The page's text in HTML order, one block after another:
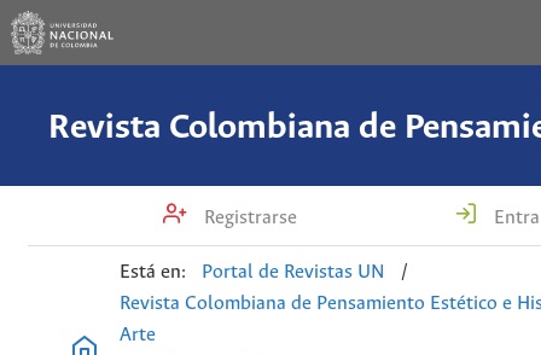
Registrarse
Está en: Portal de Revistas UN
/
Revista Colombiana de Pensamiento Estético e
Arte